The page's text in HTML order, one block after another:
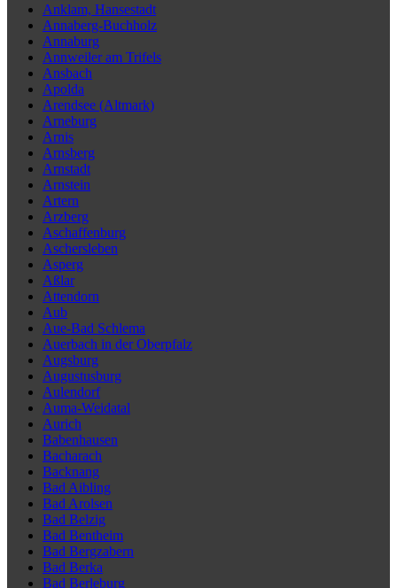
Anklam, Hansestadt
Annaberg-Buchholz
Annaburg
Annweiler am Trifels
Ansbach
Apolda
Arendsee (Altmark)
Arneburg
Arnis
Arnsberg
Arnstadt
Arnstein
Artern
Arzberg
Aschaffenburg
Aschersleben
Asperg
Aßlar
Attendorn
Aub
Aue-Bad Schlema
Auerbach in der Oberpfalz
Augsburg
Augustusburg
Aulendorf
Auma-Weidatal
Aurich
Babenhausen
Bacharach
Backnang
Bad Aibling
Bad Arolsen
Bad Belzig
Bad Bentheim
Bad Bergzabern
Bad Berka
Bad Berleburg